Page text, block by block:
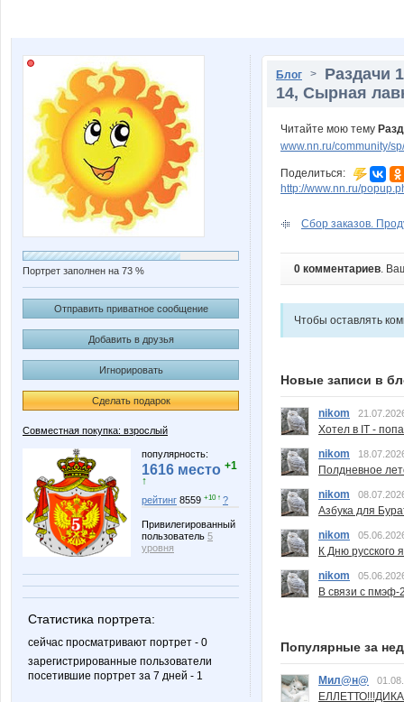
Портрет заполнен на 73 %
Отправить приватное сообщение
Добавить в друзья
Игнорировать
Сделать подарок
Совместная покупка: взрослый
популярность:
1616 место +1
↑
рейтинг 8559 +10 ↑ ?
Привилегированный
пользователь 5
уровня
Статистика портрета:
сейчас просматривают портрет - 0
зарегистрированные пользователи
посетившие портрет за 7 дней - 1
Блог > Раздачи
14, Сырная
Читайте мою тему
www.nn.ru/community/
Поделиться:
http://www.nn.ru/
Сбор заказов.
0 комментариев.
Чтобы оставлять
Новые записи в
nikom
Хотел в IT -
nikom
Полдневное
nikom
Азбука для
nikom
К Дню русского
nikom
В связи с пмэф-
Популярные за
Мил@н@